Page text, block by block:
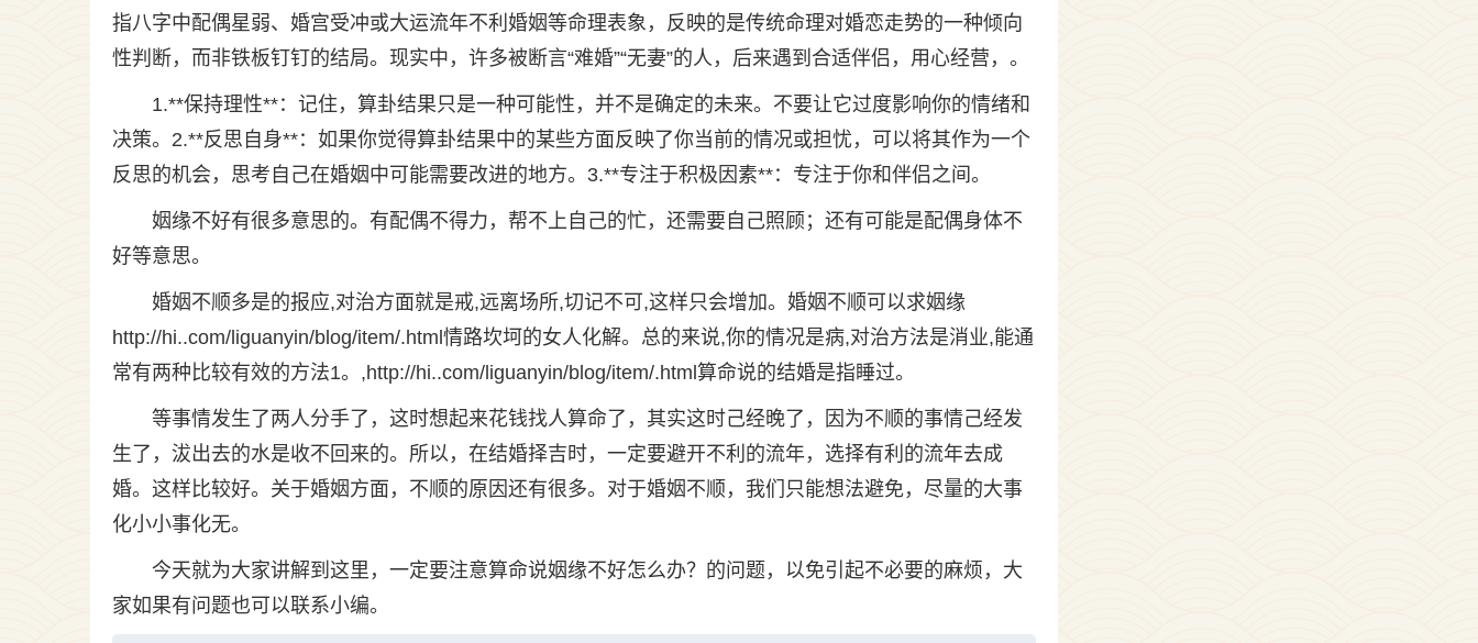
指八字中配偶星弱、婚宫受冲或大运流年不利婚姻等命理表象，反映的是传统命理对婚恋走势的一种倾向
性判断，而非铁板钉钉的结局。现实中，许多被断言“难婚”“无妻”的人，后来遇到合适伴侣，用心经营，。
1.**保持理性**：记住，算卦结果只是一种可能性，并不是确定的未来。不要让它过度影响你的情绪和
决策。2.**反思自身**：如果你觉得算卦结果中的某些方面反映了你当前的情况或担忧，可以将其作为一个
反思的机会，思考自己在婚姻中可能需要改进的地方。3.**专注于积极因素**：专注于你和伴侣之间。
姻缘不好有很多意思的。有配偶不得力，帮不上自己的忙，还需要自己照顾；还有可能是配偶身体不
好等意思。
婚姻不顺多是的报应,对治方面就是戒,远离场所,切记不可,这样只会增加。婚姻不顺可以求姻缘
http://hi..com/liguanyin/blog/item/.html情路坎坷的女人化解。总的来说,你的情况是病,对治方法是消业,能通
常有两种比较有效的方法1。,http://hi..com/liguanyin/blog/item/.html算命说的结婚是指睡过。
等事情发生了两人分手了，这时想起来花钱找人算命了，其实这时己经晚了，因为不顺的事情己经发
生了，沷出去的水是收不回来的。所以，在结婚择吉时，一定要避开不利的流年，选择有利的流年去成
婚。这样比较好。关于婚姻方面，不顺的原因还有很多。对于婚姻不顺，我们只能想法避免，尽量的大事
化小小事化无。
今天就为大家讲解到这里，一定要注意算命说姻缘不好怎么办？的问题，以免引起不必要的麻烦，大
家如果有问题也可以联系小编。